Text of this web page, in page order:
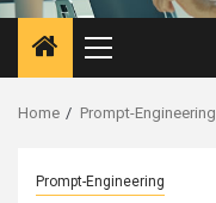
Primary
Menu
Home Prompt-Engineering
Prompt-Engineering